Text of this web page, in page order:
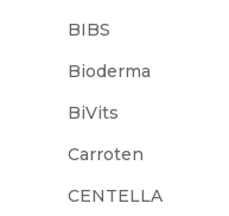
BIBS
Bioderma
BiVits
Carroten
CENTELLA